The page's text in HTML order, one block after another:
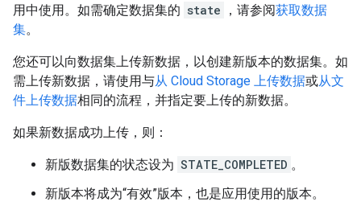
用中使用。如需确定数据集的 state ，请参阅获取数据
集。
您还可以向数据集上传新数据，以创建新版本的数据集。如
需上传新数据，请使用与从 Cloud Storage 上传数据或从文
件上传数据相同的流程，并指定要上传的新数据。
如果新数据成功上传，则：
新版数据集的状态设为 STATE_COMPLETED 。
新版本将成为“有效”版本，也是应用使用的版本。